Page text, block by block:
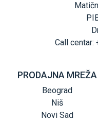
Call centar:
PRODAJNA MREŽA
Beograd
Niš
Novi Sad